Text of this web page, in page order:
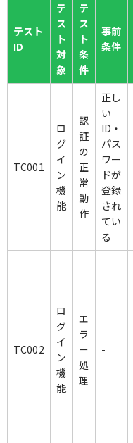
テスト
ID
テ
ス
ト
対
象
テ
ス
ト
条
件
事前
条件
TC001
ロ
グ
イ
ン
機
能
認
証
の
正
常
動
作
正し
い
ID・
パス
ワー
ドが
登録
され
てい
る
TC002
ロ
グ
イ
ン
機
能
エ
ラ
ー
処
理
-